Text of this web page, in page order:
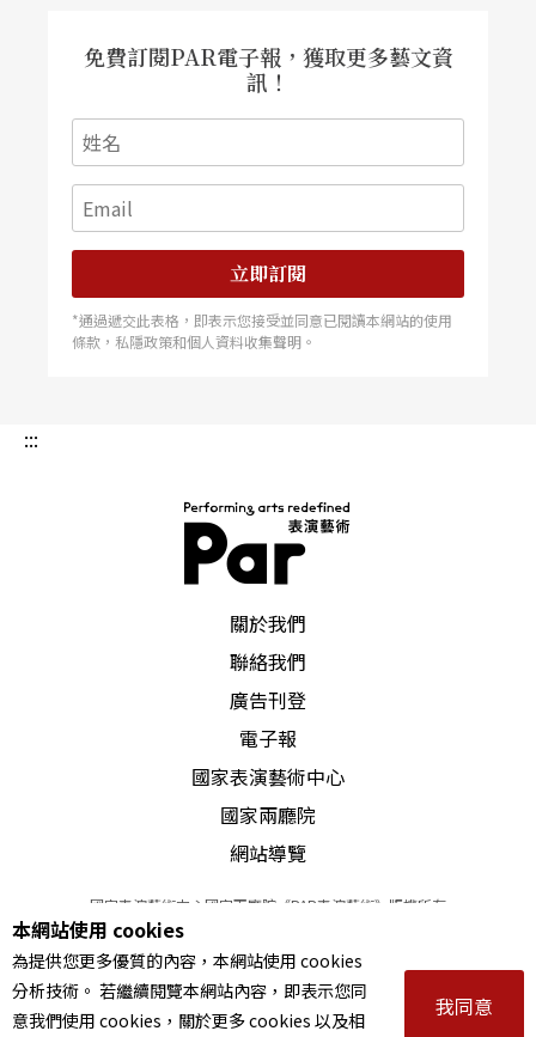
免費訂閱PAR電子報，獲取更多藝文資
訊！
立即訂閱
*通過遞交此表格，即表示您接受並同意已閱讀本網站的使用
條款，私隱政策和個人資料收集聲明。
:::
關於我們
聯絡我們
廣告刊登
電子報
國家表演藝術中心
國家兩廳院
網站導覽
國家表演藝術中心國家兩廳院《PAR表演藝術》版權所有
© 2022Performing arts redefined. All Rights Reserved
統一編號 Tax Id number 00973926
本站所提供相關演出資訊，如有異動應以主辦單位公告為準。
服務條款｜隱私權聲明｜著作權聲明
本網站使用 cookies
為提供您更多優質的內容，本網站使用 cookies
分析技術。 若繼續閱覽本網站內容，即表示您同
意我們使用 cookies，關於更多 cookies 以及相
我同意